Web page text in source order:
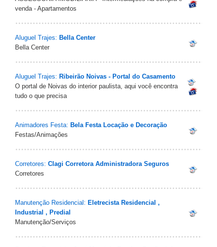
venda - Apartamentos
Aluguel Trajes: Bella Center
Bella Center
Aluguel Trajes: Ribeirão Noivas - Portal do Casamento
O portal de Noivas do interior paulista, aqui você encontra
tudo o que precisa
Animadores Festa: Bela Festa Locação e Decoração
Festas/Animações
Corretores: Clagi Corretora Administradora Seguros
Corretores
Manutenção Residencial: Eletrecista Residencial ,
Industrial , Predial
Manutenção/Serviços